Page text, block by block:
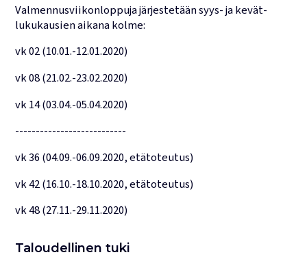
Valmennusviikonloppuja järjestetään syys- ja kevät­
lukukausien aikana kolme:
vk 02 (10.01.-12.01.2020)
vk 08 (21.02.-23.02.2020)
vk 14 (03.04.-05.04.2020)
---------------------------
vk 36 (04.09.-06.09.2020, etätoteutus)
vk 42 (16.10.-18.10.2020, etätoteutus)
vk 48 (27.11.-29.11.2020)
Taloudellinen tuki